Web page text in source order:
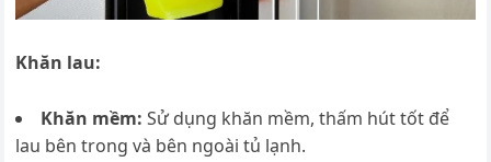
Khăn lau:
Khăn mềm: Sử dụng khăn mềm, thấm hút tốt để
lau bên trong và bên ngoài tủ lạnh.